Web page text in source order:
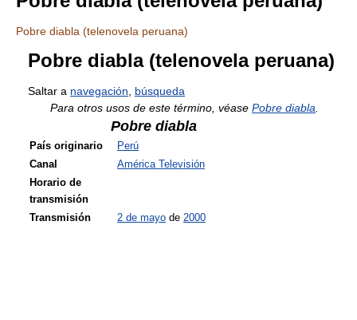
Pobre diabla (telenovela peruana)
Pobre diabla (telenovela peruana)
Saltar a navegación
búsqueda
Para otros usos de este término, véase Pobre diabla
Pobre diabla
País originario
Perú
Canal
América Televisión
Horario de
transmisión
Transmisión
2 de mayo de 2000